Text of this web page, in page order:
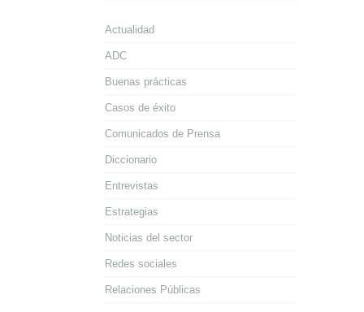
Actualidad
ADC
Buenas prácticas
Casos de éxito
Comunicados de Prensa
Diccionario
Entrevistas
Estrategias
Noticias del sector
Redes sociales
Relaciones Públicas